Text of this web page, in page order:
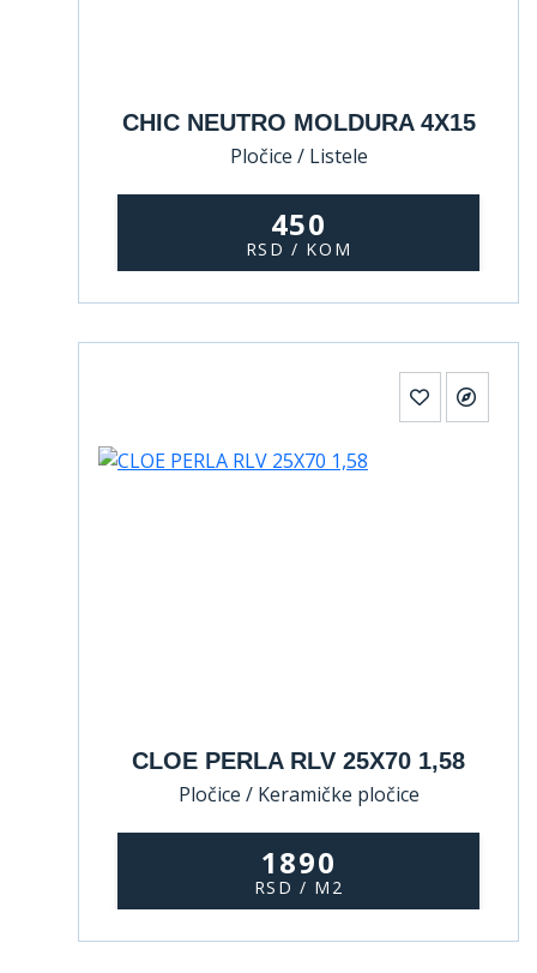
CHIC NEUTRO MOLDURA 4X15
Pločice / Listele
450
RSD / KOM
CLOE PERLA RLV 25X70 1,58
Pločice / Keramičke pločice
1890
RSD / M2